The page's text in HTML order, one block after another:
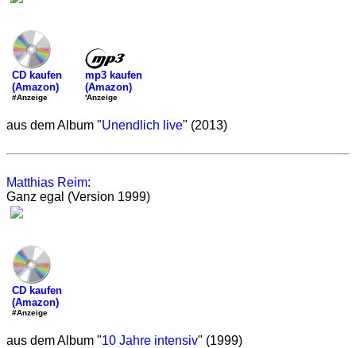
CD kaufen
(Amazon)
#Anzeige
mp3 kaufen
(Amazon)
'Anzeige
aus dem Album "Unendlich live" (2013)
Matthias Reim:
Ganz egal (Version 1999)
CD kaufen
(Amazon)
#Anzeige
aus dem Album "10 Jahre intensiv" (1999)